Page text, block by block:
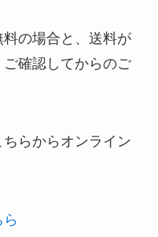
の場合と、送料が
確認してからのご
らからオンライン